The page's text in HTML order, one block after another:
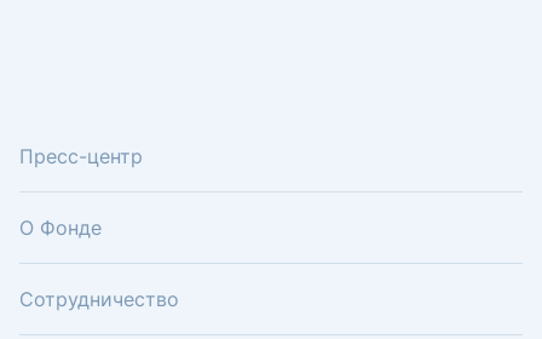
Пресс-центр
О Фонде
Сотрудничество